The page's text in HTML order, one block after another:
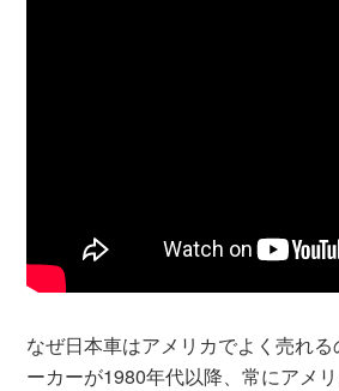
なぜ日本車はアメリカでよく売れ
ーカーが1980年代以降、常にアメ